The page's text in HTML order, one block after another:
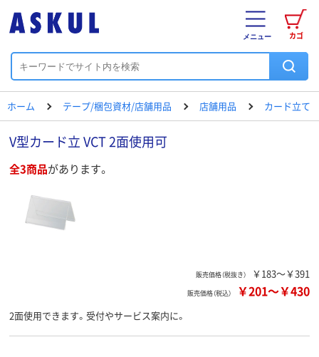
カゴ
メニュー
ホーム テープ/梱包資材/店舗用品 店舗用品 カード立て
V型カード立 VCT 2面使用可
全3商品があります。
販売価格（税抜き） ￥183～￥391
販売価格（税込） ￥201～￥430
2面使用できます。受付やサービス案内に。